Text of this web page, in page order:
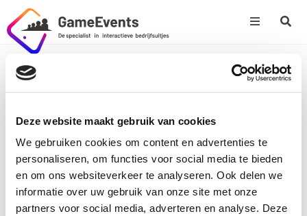
Deze website maakt gebruik van cookies
We gebruiken cookies om content en advertenties te
personaliseren, om functies voor social media te bieden
en om ons websiteverkeer te analyseren. Ook delen we
informatie over uw gebruik van onze site met onze
partners voor social media, adverteren en analyse. Deze
Populaire pagina’s
Online Games
Over ons
Partners
Contact